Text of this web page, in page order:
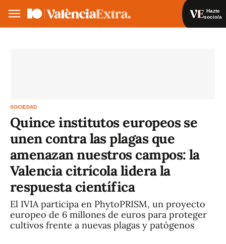
Hazte
socio/a
SOCIEDAD
Quince institutos europeos se
unen contra las plagas que
amenazan nuestros campos: la
Valencia citrícola lidera la
respuesta científica
El IVIA participa en PhytoPRISM, un proyecto
europeo de 6 millones de euros para proteger
cultivos frente a nuevas plagas y patógenos